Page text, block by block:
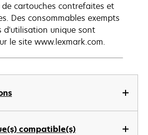
compatible(s)
cartouches contrefaites et
Des consommables exempts
d'utilisation unique sont
le site www.lexmark.com.